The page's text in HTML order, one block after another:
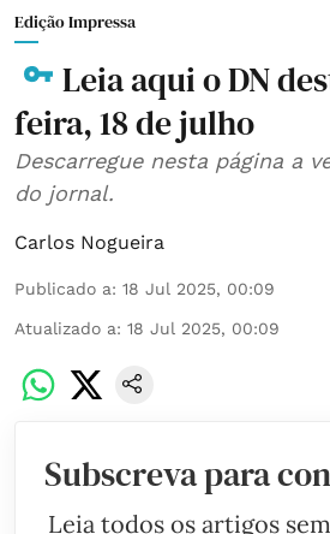
Edição Impressa
Leia aqui o DN
feira, 18 de julho
Descarregue nesta página a
do jornal.
Carlos Nogueira
Publicado a: 18 Jul 2025, 00:09
Atualizado a: 18 Jul 2025, 00:09
Subscreva para
Leia todos os artigos